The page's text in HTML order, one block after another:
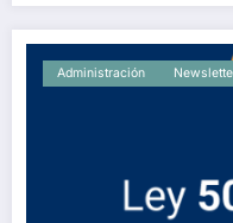
Administración